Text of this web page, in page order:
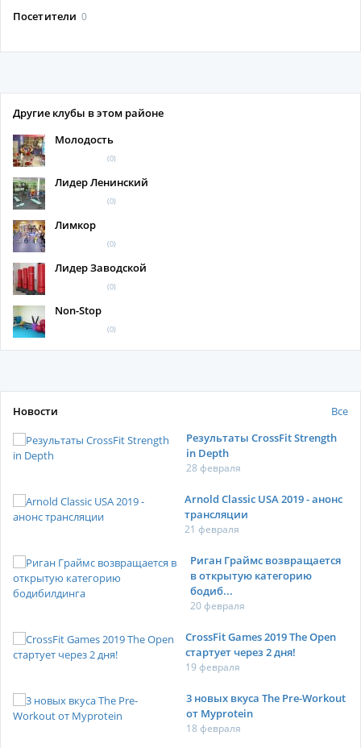
Посетители 0
Другие клубы в этом районе
Молодость
(0)
Лидер Ленинский
(0)
Лимкор
(0)
Лидер Заводской
(0)
Non-Stop
(0)
Новости
Все
Результаты CrossFit Strength
in Depth
28 февраля
Arnold Classic USA 2019 - анонс
трансляции
21 февраля
Риган Граймс возвращается
в открытую категорию
бодиб...
20 февраля
CrossFit Games 2019 The Open
стартует через 2 дня!
19 февраля
3 новых вкуса The Pre-Workout
от Myprotein
18 февраля